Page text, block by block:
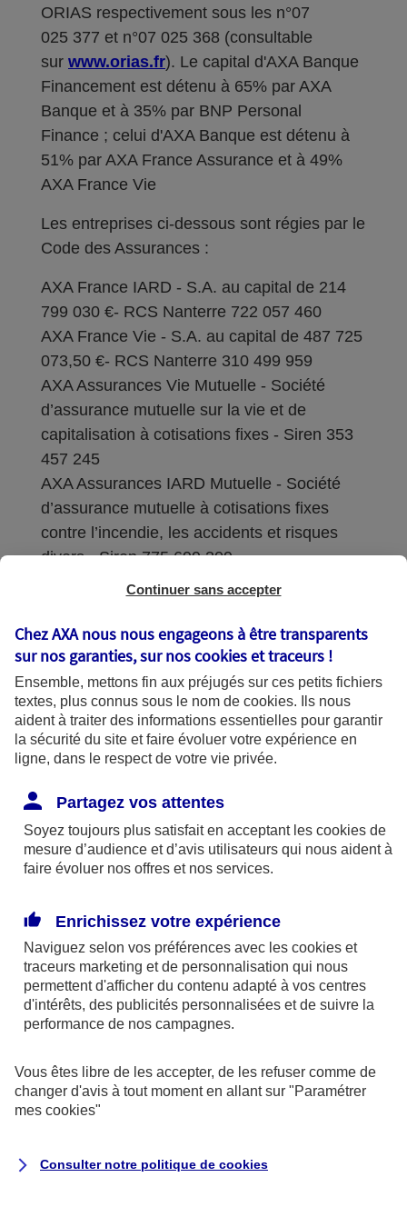
ORIAS respectivement sous les n°07
025 377 et n°07 025 368 (consultable
sur www.orias.fr). Le capital d'AXA Banque
Financement est détenu à 65% par AXA
Banque et à 35% par BNP Personal
Finance ; celui d'AXA Banque est détenu à
51% par AXA France Assurance et à 49%
AXA France Vie
Les entreprises ci-dessous sont régies par le
Code des Assurances :
AXA France IARD - S.A. au capital de 214
799 030 €- RCS Nanterre 722 057 460
AXA France Vie - S.A. au capital de 487 725
073,50 €- RCS Nanterre 310 499 959
AXA Assurances Vie Mutuelle - Société
d’assurance mutuelle sur la vie et de
capitalisation à cotisations fixes - Siren 353
457 245
AXA Assurances IARD Mutuelle - Société
d’assurance mutuelle à cotisations fixes
contre l’incendie, les accidents et risques
divers - Siren 775 699 309
Sièges sociaux : 313 Terrasses de l’Arche –
Coordonnées de l'Autorité de contrôle
prudentiel et de résolution (ACPR) : - 4
Place de Budapest - CS 92459 - 75436
Paris Cedex 09. Le détail des procédures de
recours et de réclamation et les
disponibles sur le site axa.fr.
AXA France IARD et AXA France Vie sont
mandataires exclusifs en opérations de
246 et n°13 005 764 (consultable
surwww.orias.fr)
AXA Assistance France Assurances,
S.A au capital de 51 429 430,40 €,
Siège social :
8-10, rue Paul Vaillant Couturier
Continuer sans accepter
Chez AXA nous nous engageons à être transparents
sur nos garanties, sur noscookies et traceurs !
Ensemble, mettons fin aux préjugés sur ces petits fichiers
textes, plus connus sous le nom de cookies. Ils nous
aident à traiter des informations essentielles pour garantir
la sécurité du site et faire évoluer votre expérience en
ligne, dans le respect de votre vie privée.
Partagez vos attentes
Soyez toujours plus satisfait en acceptant les cookies de
mesure d’audience et d’avis utilisateurs qui nous aident à
faire évoluer nos offres et nos services.
Enrichissez votre expérience
Naviguez selon vos préférences avec les cookies et
traceurs marketing et de personnalisation qui nous
permettent d'afficher du contenu adapté à vos centres
d'intérêts, des publicités personnalisées et de suivre la
performance de nos campagnes.
Vous êtes libre de les accepter, de les refuser comme de
changer d'avis à tout moment en allant sur "Paramétrer
mes cookies"
Consulter notre politique de cookies